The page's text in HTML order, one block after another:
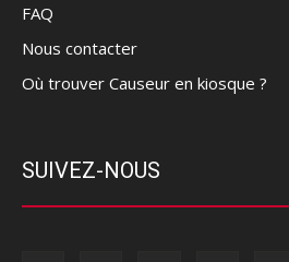
FAQ
Nous contacter
Où trouver Causeur en kiosque ?
SUIVEZ-NOUS